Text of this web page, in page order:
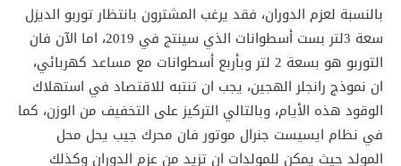
بالنسبة لعزم الدوران، فقد يرغب المشترون بانتظار توربو الديزل
سعة 3لتر بست أسطوانات الذي سينتج في 2019، اما الآن فان
التوربو هو بسعة 2 لتر وبأربع أسطوانات مع مساعد كهربائي،
ان نموذج رانجلر الهجين، يجب ان تنتبه للاقتصاد في استهلاك
الوقود هذه الأيام، وبالتالي التركيز على التخفيف من الوزن، كما
في نظام ايسيست جنرال موتور فان محرك جيب يحل محل
المولد حيث يمكن للمولدات ان تزيد من عزم الدوران وكذلك